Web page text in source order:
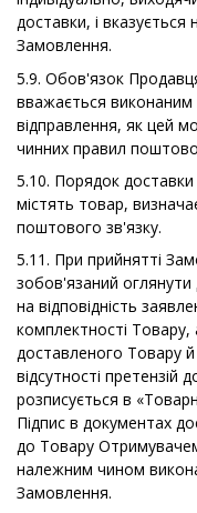
доставки, і
Замовлення.
5.9. Обов'язок
вважається
відправлення, як цей
чинних правил
5.10. Порядок
містять товар,
поштового зв'язку.
5.11. При прийнятті
зобов'язаний оглянути
на відповідність
комплектності
доставленого Товару й
відсутності
розписується в
Підпис в документах
до Товару
належним чином
Замовлення.